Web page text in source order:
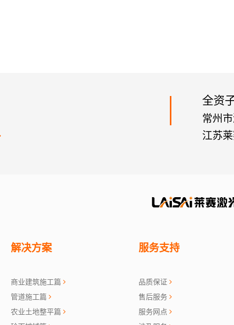
全资
常州
江苏
解决方案
商业建筑施工篇
管道施工篇
农业土地整平篇
服务支持
品质保证
售后服务
服务网点